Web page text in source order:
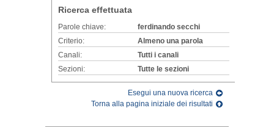
Ricerca effettuata
Parole chiave:
ferdinando secchi
Criterio:
Almeno una parola
Canali:
Tutti i canali
Sezioni:
Tutte le sezioni
Esegui una nuova ricerca
Torna alla pagina iniziale dei risultati